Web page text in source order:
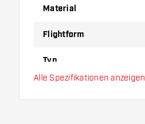
Material
Flightform
Typ
Alle Spezifikationen anzeigen